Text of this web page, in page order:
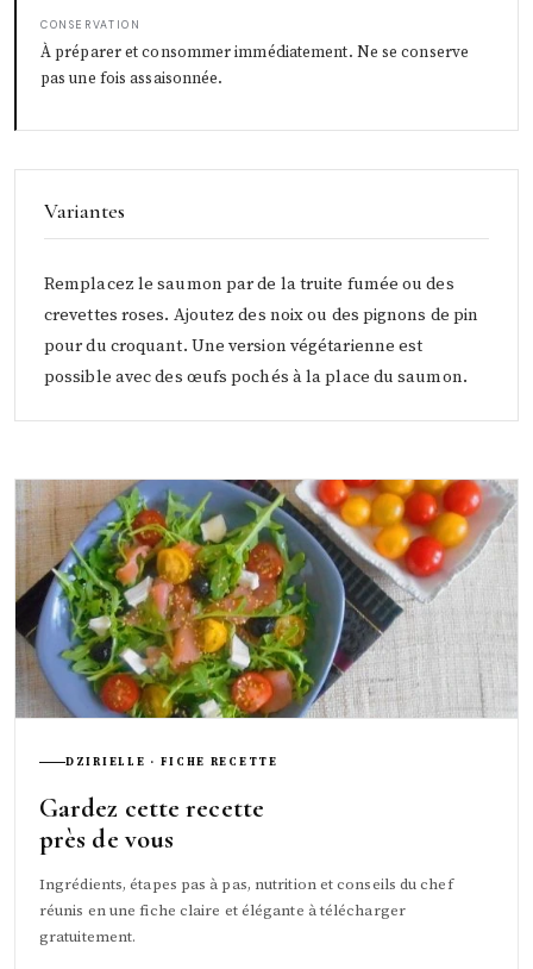
CONSERVATION
À préparer et consommer immédiatement. Ne se conserve
pas une fois assaisonnée.
Variantes
Remplacez le saumon par de la truite fumée ou des
crevettes roses. Ajoutez des noix ou des pignons de pin
pour du croquant. Une version végétarienne est
possible avec des œufs pochés à la place du saumon.
DZIRIELLE · FICHE RECETTE
Gardez cette recette
près de vous
Ingrédients, étapes pas à pas, nutrition et conseils du chef
réunis en une fiche claire et élégante à télécharger
gratuitement.